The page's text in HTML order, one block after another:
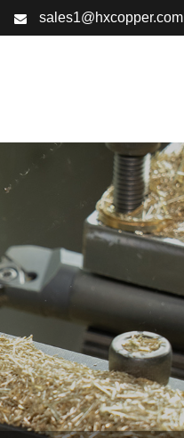
sales1@hxcopper.com